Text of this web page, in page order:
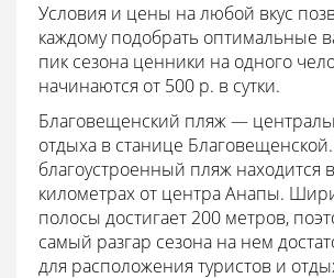
Условия и цены на любой вкус
каждому подобрать оптимальные
пик сезона ценники на одного
начинаются от 500 р. в сутки.
Благовещенский пляж —
отдыха в станице
благоустроенный пляж находится
километрах от центра Анапы.
полосы достигает 200 метров,
самый разгар сезона на нем
для расположения туристов и